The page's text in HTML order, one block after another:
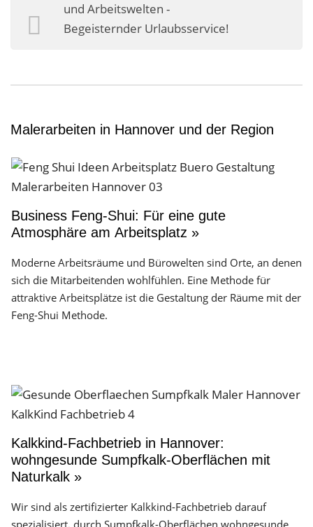
und Arbeitswelten -
Begeisternder Urlaubsservice!
Malerarbeiten in Hannover und der Region
Business Feng-Shui: Für eine gute
Atmosphäre am Arbeitsplatz »
Moderne Arbeitsräume und Bürowelten sind Orte, an denen
sich die Mitarbeitenden wohlfühlen. Eine Methode für
attraktive Arbeitsplätze ist die Gestaltung der Räume mit der
Feng-Shui Methode.
Kalkkind-Fachbetrieb in Hannover:
wohngesunde Sumpfkalk-Oberflächen mit
Naturkalk »
Wir sind als zertifizierter Kalkkind-Fachbetrieb darauf
spezialisiert, durch Sumpfkalk-Oberflächen wohngesunde